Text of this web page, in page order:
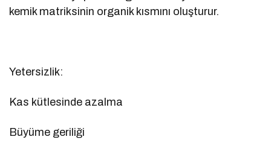
kemik matriksinin organik kısmını oluşturur.
Yetersizlik:
Kas kütlesinde azalma
Büyüme geriliği